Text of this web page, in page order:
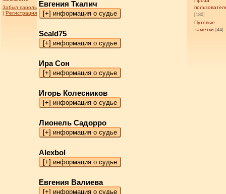
Забыл пароль
| Регистрация [180]
Путевые
заметки [44]
Евгения Ткалич
Scald75
Ира Сон
Игорь Колесников
Лионель Садорро
Alexbol
Евгения Валиева